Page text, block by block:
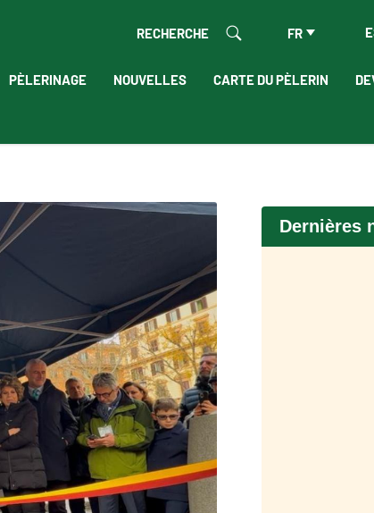
FR
RECHERCHE
PÈLERINAGE NOUVELLES CARTE DU PÈLERIN
Dernières